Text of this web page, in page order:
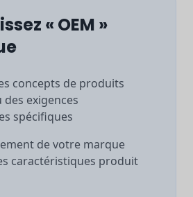
« OEM »
concepts de produits
exigences
spécifiques
de votre marque
caractéristiques produit